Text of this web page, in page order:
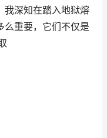
我深知在踏入地狱熔
么重要，它们不仅是